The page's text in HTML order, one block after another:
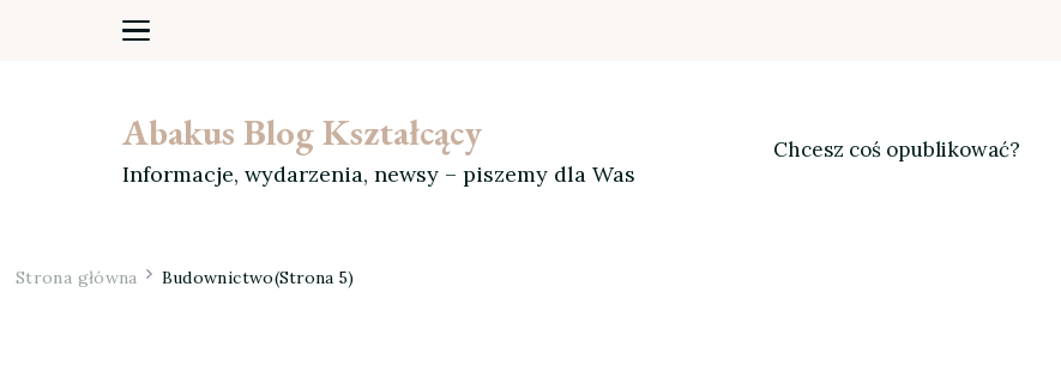
Abakus Blog Kształcący
Informacje, wydarzenia, newsy – piszemy dla Was
Chcesz coś opublikować?
Strona główna Budownictwo(Strona 5)